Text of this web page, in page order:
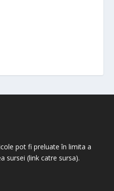
pot fi preluate în limita a
sursei (link catre sursa).